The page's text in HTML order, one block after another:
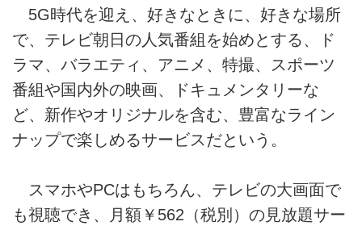
5G時代を迎え、好きなときに、好きな場所
で、テレビ朝日の人気番組を始めとする、ド
ラマ、バラエティ、アニメ、特撮、スポーツ
番組や国内外の映画、ドキュメンタリーな
ど、新作やオリジナルを含む、豊富なライン
ナップで楽しめるサービスだという。
スマホやPCはもちろん、テレビの大画面で
も視聴でき、月額￥562（税別）の見放題サー